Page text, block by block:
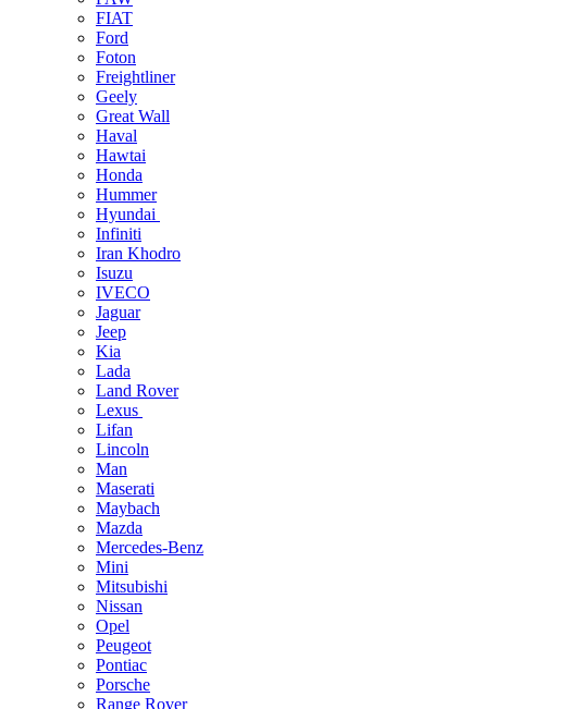
FIAT
Ford
Foton
Freightliner
Geely
Great Wall
Haval
Hawtai
Honda
Hummer
Hyundai
Infiniti
Iran Khodro
Isuzu
IVECO
Jaguar
Jeep
Kia
Lada
Land Rover
Lexus
Lifan
Lincoln
Man
Maserati
Maybach
Mazda
Mercedes-Benz
Mini
Mitsubishi
Nissan
Opel
Peugeot
Pontiac
Porsche
Range Rover